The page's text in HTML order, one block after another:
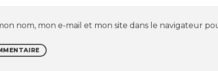
nom, mon e-mail et mon site dans le navigateur